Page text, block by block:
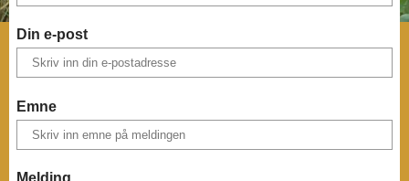
Din e-post
Emne
Melding